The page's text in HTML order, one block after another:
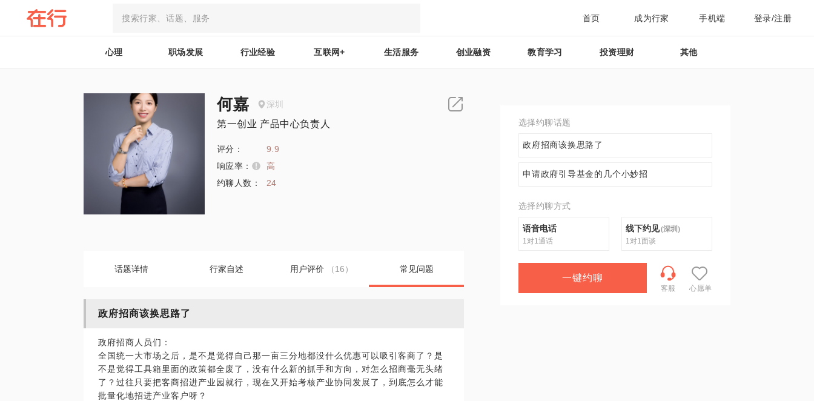
首页 成为行家 手机端 登录/注册
心理 职场发展 行业经验 互联网+ 生活服务 创业融资 教育学习 投资理财 其他
何嘉 深圳
第一创业 产品中心负责人
评分：
9.9
响应率：
高
约聊人数：
24
话题详情 行家自述 用户评价 （16） 常见问题
政府招商该换思路了
政府招商人员们：
全国统一大市场之后，是不是觉得自己那一亩三分地都没什么优惠可以吸引客商了？是
不是觉得工具箱里面的政策都全废了，没有什么新的抓手和方向，对怎么招商毫无头绪
了？过往只要把客商招进产业园就行，现在又开始考核产业协同发展了，到底怎么才能
批量化地招进产业客户呀？
选择约聊话题
政府招商该换思路了
申请政府引导基金的几个小妙招
选择约聊方式
语音电话
1对1通话
线下约见(深圳 )
1对1面谈
一键约聊
客服 心愿单